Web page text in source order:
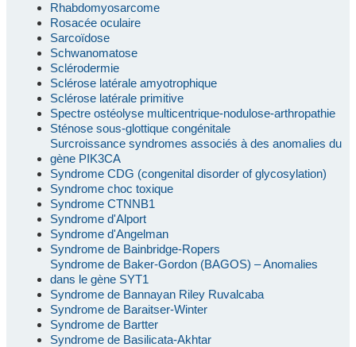
Rhabdomyosarcome
Rosacée oculaire
Sarcoïdose
Schwanomatose
Sclérodermie
Sclérose latérale amyotrophique
Sclérose latérale primitive
Spectre ostéolyse multicentrique-nodulose-arthropathie
Sténose sous-glottique congénitale
Surcroissance syndromes associés à des anomalies du
gène PIK3CA
Syndrome CDG (congenital disorder of glycosylation)
Syndrome choc toxique
Syndrome CTNNB1
Syndrome d'Alport
Syndrome d'Angelman
Syndrome de Bainbridge-Ropers
Syndrome de Baker-Gordon (BAGOS) – Anomalies
dans le gène SYT1
Syndrome de Bannayan Riley Ruvalcaba
Syndrome de Baraitser-Winter
Syndrome de Bartter
Syndrome de Basilicata-Akhtar